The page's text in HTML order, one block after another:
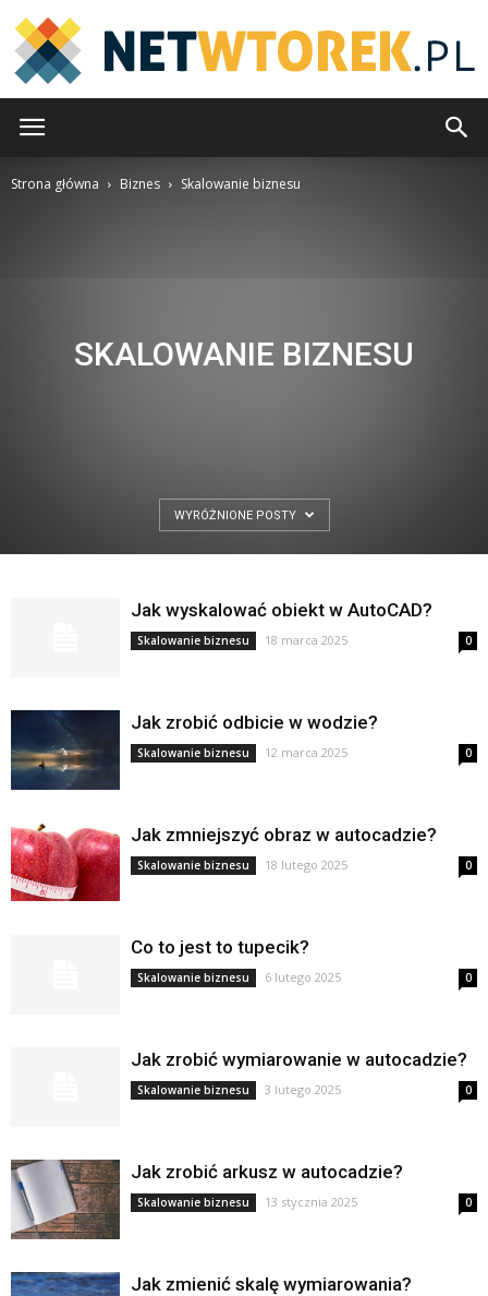
Strona główna Biznes Skalowanie biznesu
SKALOWANIE BIZNESU
WYRÓŻNIONE POSTY
Jak wyskalować obiekt w AutoCAD?
Skalowanie biznesu 18 marca 2025 0
Jak zrobić odbicie w wodzie?
Skalowanie biznesu 12 marca 2025 0
Jak zmniejszyć obraz w autocadzie?
Skalowanie biznesu 18 lutego 2025 0
Co to jest to tupecik?
Skalowanie biznesu 6 lutego 2025 0
Jak zrobić wymiarowanie w autocadzie?
Skalowanie biznesu 3 lutego 2025 0
Jak zrobić arkusz w autocadzie?
Skalowanie biznesu 13 stycznia 2025 0
Jak zmienić skalę wymiarowania?